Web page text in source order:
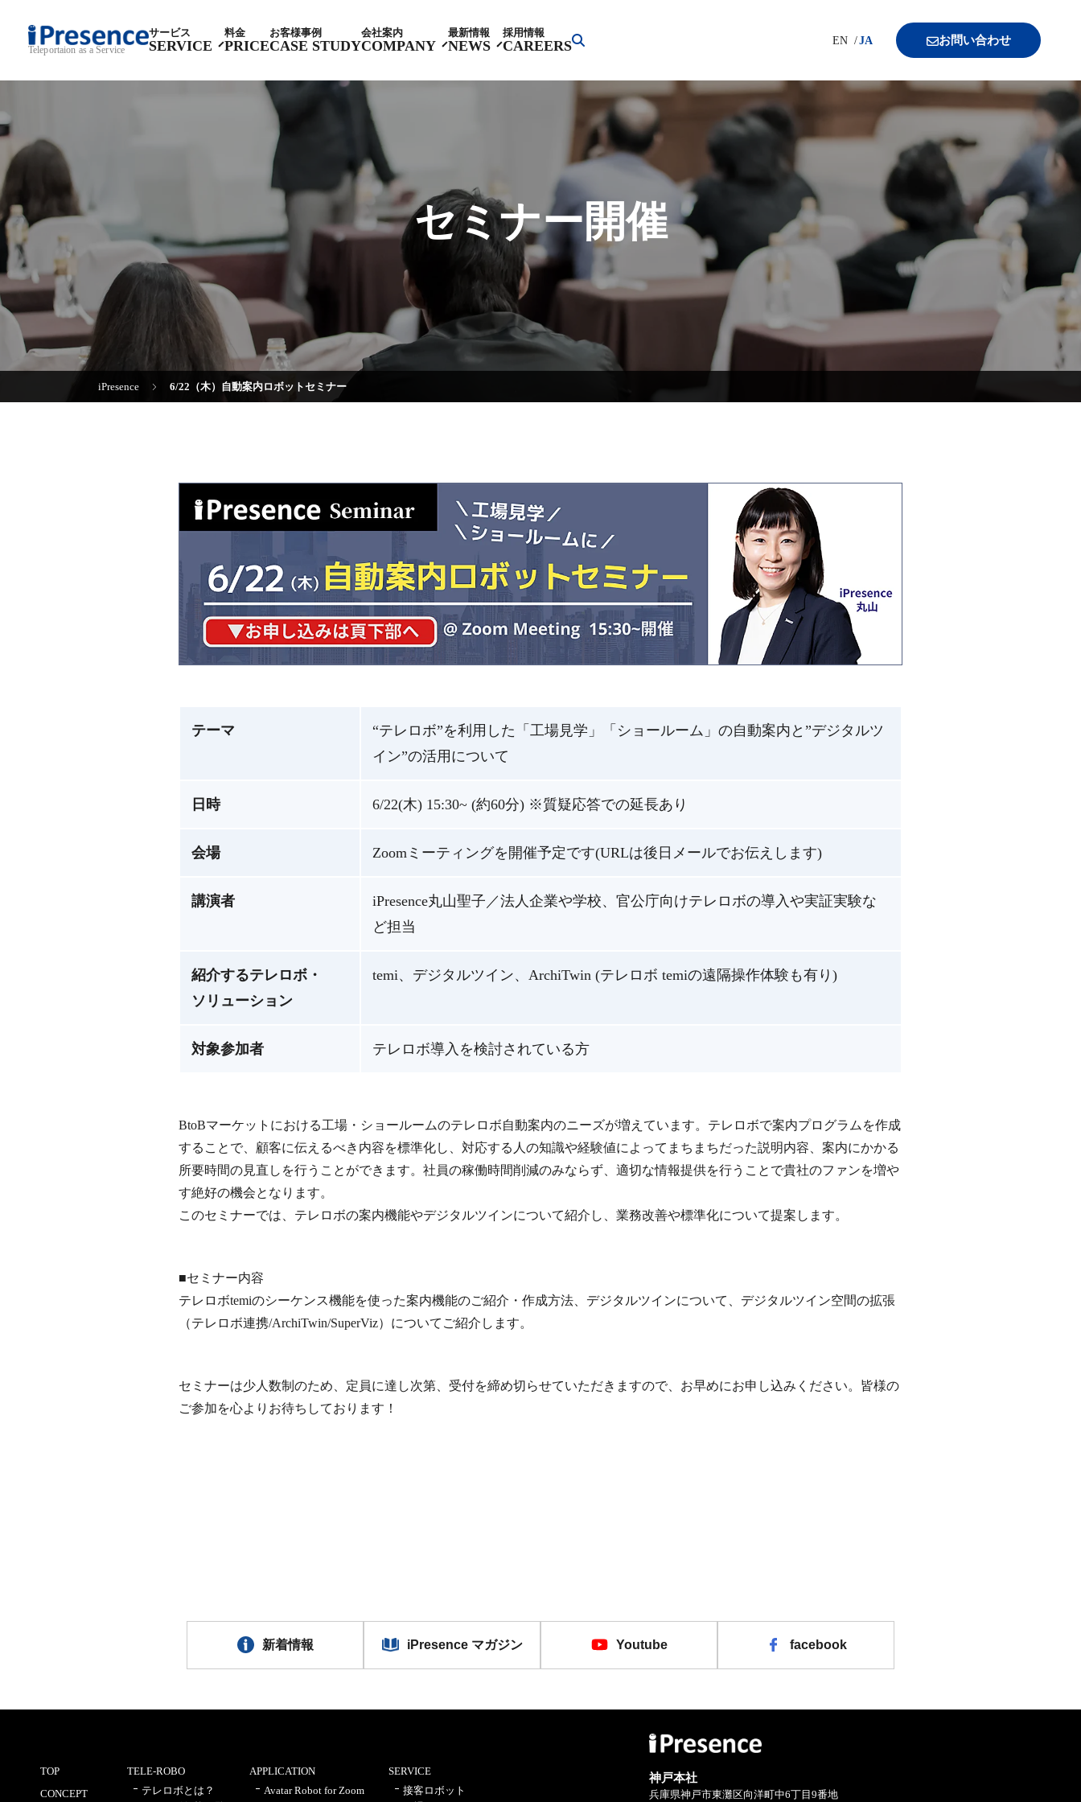
Teleportaion as a Service
サービス
SERVICE
料金
PRICE
お客様事例
CASE STUDY
会社案内
COMPANY
最新情報
NEWS
採用情報
CAREERS EN JA お問い合わせ
セミナー開催
iPresence 6/22（木）自動案内ロボットセミナー
テーマ
“テレロボ”を利用した「工場見学」「ショールーム」の自動案内と”デジタルツ
イン”の活用について
日時 6/22(木) 15:30~ (約60分) ※質疑応答での延長あり
会場 Zoomミーティングを開催予定です(URLは後日メールでお伝えします)
講演者
iPresence丸山聖子／法人企業や学校、官公庁向けテレロボの導入や実証実験な
ど担当
紹介するテレロボ・
ソリューション
temi、デジタルツイン、ArchiTwin (テレロボ temiの遠隔操作体験も有り)
対象参加者 テレロボ導入を検討されている方
BtoBマーケットにおける工場・ショールームのテレロボ自動案内のニーズが増えています。テレロボで案内プログラムを作成
することで、顧客に伝えるべき内容を標準化し、対応する人の知識や経験値によってまちまちだった説明内容、案内にかかる
所要時間の見直しを行うことができます。社員の稼働時間削減のみならず、適切な情報提供を行うことで貴社のファンを増や
す絶好の機会となります。
このセミナーでは、テレロボの案内機能やデジタルツインについて紹介し、業務改善や標準化について提案します。
■セミナー内容
テレロボtemiのシーケンス機能を使った案内機能のご紹介・作成方法、デジタルツインについて、デジタルツイン空間の拡張
（テレロボ連携/ArchiTwin/SuperViz）についてご紹介します。
セミナーは少人数制のため、定員に達し次第、受付を締め切らせていただきますので、お早めにお申し込みください。皆様の
ご参加を心よりお待ちしております！
新着情報 iPresence マガジン Youtube facebook
TOP
CONCEPT
TELE-ROBO
テレロボとは？
APPLICATION
Avatar Robot for Zoom
SERVICE
接客ロボット
神戸本社
兵庫県神戸市東灘区向洋町中6丁目9番地